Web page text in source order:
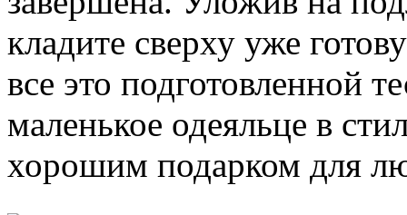
кладите сверху уже
все это подготовленной
маленькое одеяльце в
хорошим подарком для